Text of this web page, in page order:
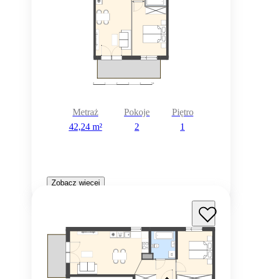
Metraż
42,24 m²
Pokoje
2
Piętro
1
Zobacz więcej